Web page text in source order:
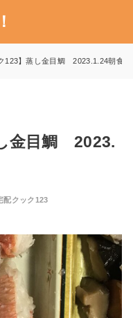
123】蒸し金目鯛 2023.1.24朝食
金目鯛 2023.
配クック123